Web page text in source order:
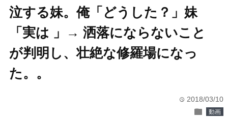
泣する妹。俺「どうした？」妹
「実は 」→ 洒落にならないこと
が判明し、壮絶な修羅場になっ
た。。
time 2018/03/10
folder 動画